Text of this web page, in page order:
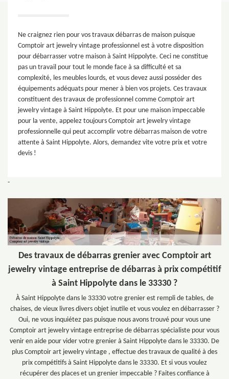
Ne craignez rien pour vos travaux débarras de maison puisque
Comptoir art jewelry vintage professionnel est à votre disposition
pour débarrasser votre maison à Saint Hippolyte. Ceci ne constitue
pas un travail pour tout le monde face à sa difficulté et sa
complexité, les meubles lourds, et vous devez aussi posséder des
équipements adéquats pour mener à bien vos projets. Ces travaux
constituent des travaux de professionnel comme Comptoir art
jewelry vintage à Saint Hippolyte. Et pour une maison impeccable
pour la vente, appelez toujours Comptoir art jewelry vintage
professionnelle qui peut accomplir votre débarras maison de votre
attente à Saint Hippolyte. Alors, demandez vite votre prix et votre
devis !
-
Des travaux de débarras grenier avec Comptoir art
jewelry vintage entreprise de débarras à prix compétitif
à Saint Hippolyte dans le 33330 ?
À Saint Hippolyte dans le 33330 votre grenier est rempli de tables, de
chaises, de vieux livres divers objet inutile et vous voulez en débarrasser ?
Oui, ne vous inquiétez pas puisque nous avons trouvé pour vous une
Comptoir art jewelry vintage entreprise de débarras spécialiste pour vous
venir en aide pour vider votre grenier à Saint Hippolyte dans le 33330. De
plus Comptoir art jewelry vintage , effectue des travaux de qualité à des
prix compétitifs à Saint Hippolyte dans le 33330. Et si vous voulez
récupérer des places et un grenier impeccable ? Faites confiance à